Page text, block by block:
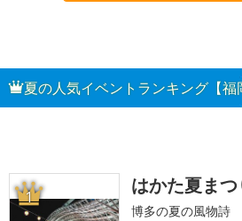
夏の人気イベントランキング【福
1 はかた夏ま
博多の夏の風物詩